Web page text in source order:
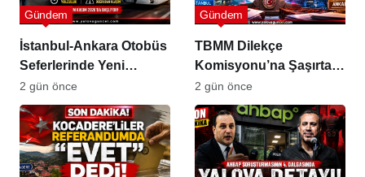
İstanbul-Ankara Otobüs
Seferlerinde Yeni
Dönem
Gündem
2 gün önce
TBMM Dilekçe
Komisyonu’na Şaşırtan
Öneriler
Gündem
2 gün önce